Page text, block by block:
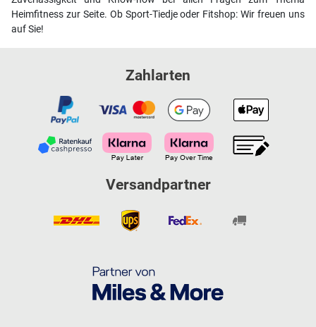
Heimfitness zur Seite. Ob Sport-Tiedje oder Fitshop: Wir freuen uns
auf Sie!
Zahlarten
Versandpartner